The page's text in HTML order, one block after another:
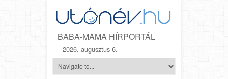
BABA-MAMA HÍRPORTÁL
2026. augusztus 6.